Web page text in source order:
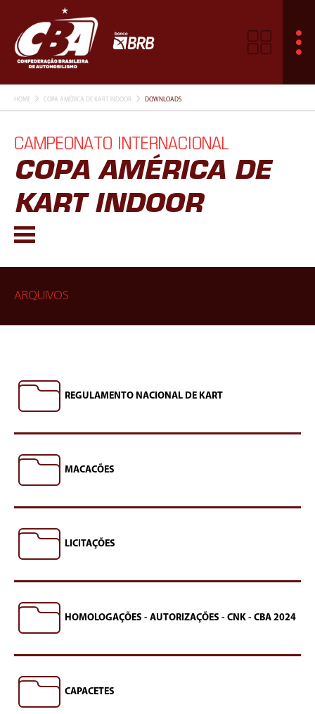
HOME COPA AMÉRICA DE KART INDOOR DOWNLOADS
CAMPEONATO INTERNACIONAL
COPA AMÉRICA DE
KART INDOOR
ARQUIVOS
REGULAMENTO NACIONAL DE KART
MACACÕES
LICITAÇÕES
HOMOLOGAÇÕES - AUTORIZAÇÕES - CNK - CBA 2024
CAPACETES